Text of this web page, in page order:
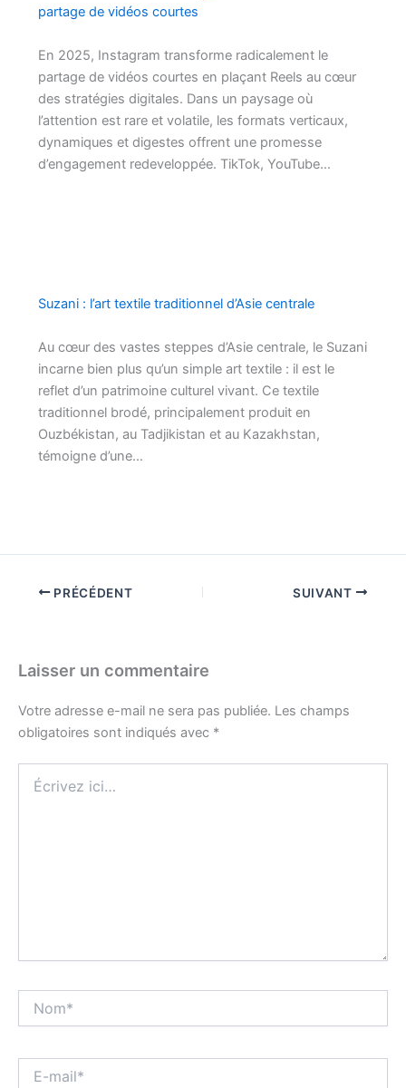
partage de vidéos courtes
En 2025, Instagram transforme radicalement le
partage de vidéos courtes en plaçant Reels au cœur
des stratégies digitales. Dans un paysage où
l’attention est rare et volatile, les formats verticaux,
dynamiques et digestes offrent une promesse
d’engagement redeveloppée. TikTok, YouTube…
Suzani : l’art textile traditionnel d’Asie centrale
Au cœur des vastes steppes d’Asie centrale, le Suzani
incarne bien plus qu’un simple art textile : il est le
reflet d’un patrimoine culturel vivant. Ce textile
traditionnel brodé, principalement produit en
Ouzbékistan, au Tadjikistan et au Kazakhstan,
témoigne d’une…
PRÉCÉDENT SUIVANT
Laisser un commentaire
Votre adresse e-mail ne sera pas publiée. Les champs
obligatoires sont indiqués avec *
ici…
mail*